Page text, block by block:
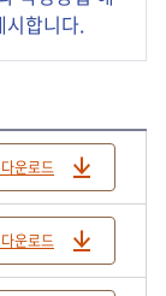
시합니다.
운로드
운로드